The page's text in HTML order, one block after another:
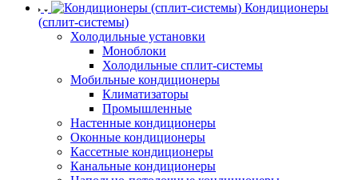
Кондиционеры
(сплит-системы)
Холодильные установки
Моноблоки
Холодильные сплит-системы
Мобильные кондиционеры
Климатизаторы
Промышленные
Настенные кондиционеры
Оконные кондиционеры
Кассетные кондиционеры
Канальные кондиционеры